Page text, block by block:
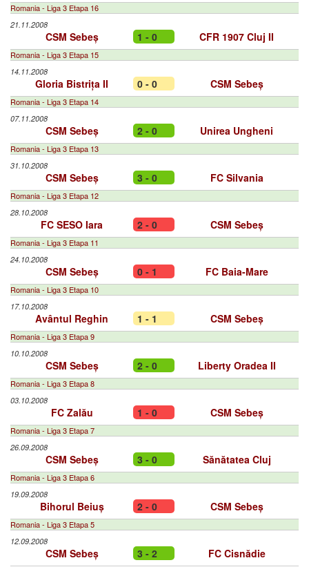
Romania - Liga 3 Etapa 16
21.11.2008
CSM Sebeș 1 - 0 CFR 1907 Cluj II
Romania - Liga 3 Etapa 15
14.11.2008
Gloria Bistrița II 0 - 0 CSM Sebeș
Romania - Liga 3 Etapa 14
07.11.2008
CSM Sebeș 2 - 0 Unirea Ungheni
Romania - Liga 3 Etapa 13
31.10.2008
CSM Sebeș 3 - 0 FC Silvania
Romania - Liga 3 Etapa 12
28.10.2008
FC SESO Iara 2 - 0 CSM Sebeș
Romania - Liga 3 Etapa 11
24.10.2008
CSM Sebeș 0 - 1 FC Baia-Mare
Romania - Liga 3 Etapa 10
17.10.2008
Avântul Reghin 1 - 1 CSM Sebeș
Romania - Liga 3 Etapa 9
10.10.2008
CSM Sebeș 2 - 0 Liberty Oradea II
Romania - Liga 3 Etapa 8
03.10.2008
FC Zalău 1 - 0 CSM Sebeș
Romania - Liga 3 Etapa 7
26.09.2008
CSM Sebeș 3 - 0 Sănătatea Cluj
Romania - Liga 3 Etapa 6
19.09.2008
Bihorul Beiuș 2 - 0 CSM Sebeș
Romania - Liga 3 Etapa 5
12.09.2008
CSM Sebeș 3 - 2 FC Cisnădie